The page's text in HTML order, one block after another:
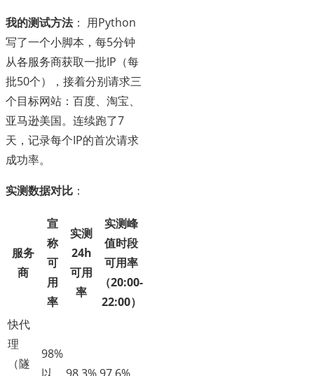
我的测试方法： 用Python
写了一个小脚本，每5分钟
从各服务商获取一批IP（每
批50个），接着分别请求三
个目标网站：百度、淘宝、
亚马逊美国。连续跑了7
天，记录每个IP的首次请求
成功率。
实测数据对比 ：
服务
商
宣
称
可
用
率
实测
24h
可用
率
实测峰
值时段
可用率
（20:00-
22:00）
快代
理
（隧
98%
以
98.3%97.6%